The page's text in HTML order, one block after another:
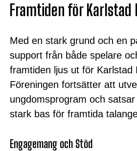
Framtiden för Karlstad
Med en stark grund och en
support från både spelare
framtiden ljus ut för Karlstad
Föreningen fortsätter att
ungdomsprogram och
stark bas för framtida
Engagemang och Stöd